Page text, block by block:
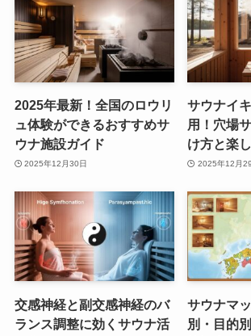
2025年最新！全国のロウリ
ュ体験ができるおすすめサ
ウナ施設ガイド
2025年12月30日
サウナイ
用！穴場
け方と楽
2025年12月
交感神経と副交感神経のバ
ランス調整に効くサウナ活
サウナマ
別・目的